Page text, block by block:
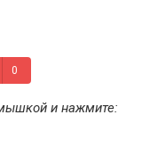
0
и нажмите: